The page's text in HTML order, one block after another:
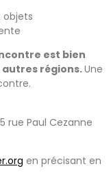
objets
est bien
régions.Une
rue Paul Cezanne
en précisant en